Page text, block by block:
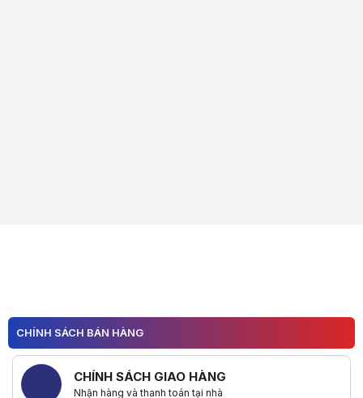
CHÍNH SÁCH BÁN HÀNG
CHÍNH SÁCH GIAO HÀNG
Nhận hàng và thanh toán tại nhà